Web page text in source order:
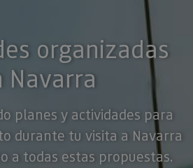
organizadas
Navarra
planes y actividades para
durante tu visita a Navarra
a todas estas propuestas.